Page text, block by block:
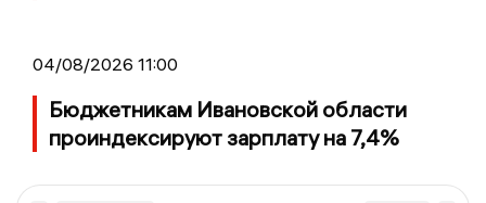
04/08/2026 11:00
Бюджетникам Ивановской области
проиндексируют зарплату на 7,4%